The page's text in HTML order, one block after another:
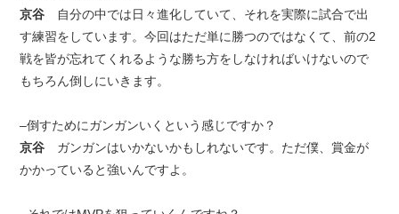
京谷 自分の中では日々進化していて、それを実際に試合で出
す練習をしています。今回はただ単に勝つのではなくて、前の2
戦を皆が忘れてくれるような勝ち方をしなければいけないので
もちろん倒しにいきます。
–倒すためにガンガンいくという感じですか？
京谷 ガンガンはいかないかもしれないです。ただ僕、賞金が
かかっていると強いんですよ。